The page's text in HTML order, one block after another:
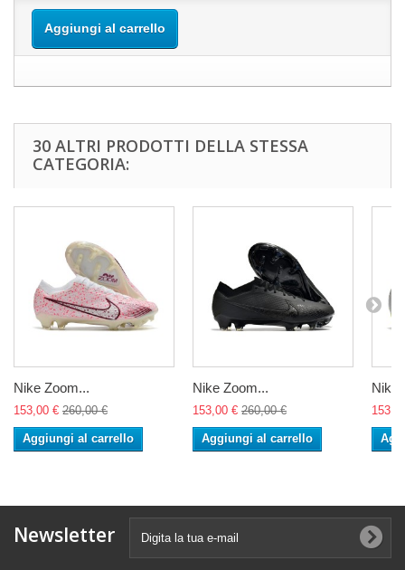
Aggiungi al carrello
30 ALTRI PRODOTTI DELLA STESSA
CATEGORIA:
Nike Zoom...
153,00 € 260,00 €
Aggiungi al carrello
Nike Zoom...
153,00 € 260,00 €
Aggiungi al carrello
Nike
Newsletter